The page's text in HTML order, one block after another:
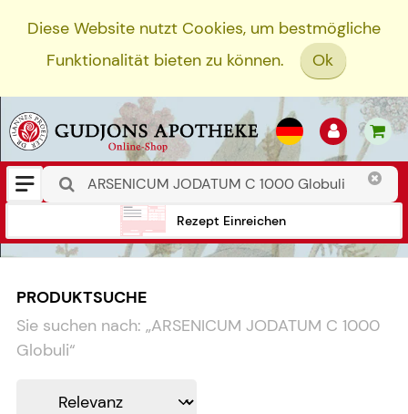
Diese Website nutzt Cookies, um bestmögliche
Funktionalität bieten zu können.
Ok
Rezept Einreichen
PRODUKTSUCHE
Sie suchen nach: „ARSENICUM JODATUM C 1000
Globuli“